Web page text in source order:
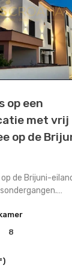
op een
met vrij
op de
de Brijuni-
8